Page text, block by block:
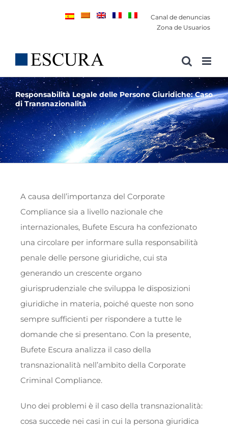
Canal de denuncias
Zona de Usuarios
Responsabilità Legale delle Persone Giuridiche: Caso
di Transnazionalità
A causa dell’importanza del Corporate
Compliance sia a livello nazionale che
internazionales, Bufete Escura ha confezionato
una circolare per informare sulla responsabilità
penale delle persone giuridiche, cui sta
generando un crescente organo
giurisprudenziale che sviluppa le disposizioni
giuridiche in materia, poiché queste non sono
sempre sufficienti per rispondere a tutte le
domande che si presentano. Con la presente,
Bufete Escura analizza il caso della
transnazionalità nell’ambito della Corporate
Criminal Compliance.
Uno dei problemi è il caso della transnazionalità:
cosa succede nei casi in cui la persona giuridica